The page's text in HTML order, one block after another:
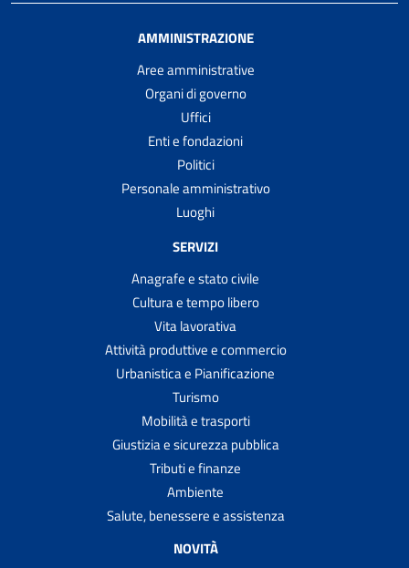
AMMINISTRAZIONE
Aree amministrative
Organi di governo
Uffici
Enti e fondazioni
Politici
Personale amministrativo
Luoghi
SERVIZI
Anagrafe e stato civile
Cultura e tempo libero
Vita lavorativa
Attività produttive e commercio
Urbanistica e Pianificazione
Turismo
Mobilità e trasporti
Giustizia e sicurezza pubblica
Tributi e finanze
Ambiente
Salute, benessere e assistenza
NOVITÀ